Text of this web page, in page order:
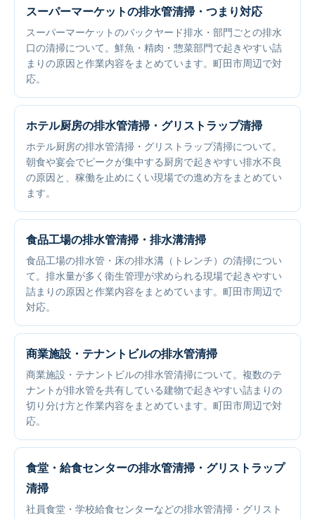
スーパーマーケットの排水管清掃・つまり対応
スーパーマーケットのバックヤード排水・部門ごとの排水
口の清掃について。鮮魚・精肉・惣菜部門で起きやすい詰
まりの原因と作業内容をまとめています。町田市周辺で対
応。
ホテル厨房の排水管清掃・グリストラップ清掃
ホテル厨房の排水管清掃・グリストラップ清掃について。
朝食や宴会でピークが集中する厨房で起きやすい排水不良
の原因と、稼働を止めにくい現場での進め方をまとめてい
ます。
食品工場の排水管清掃・排水溝清掃
食品工場の排水管・床の排水溝（トレンチ）の清掃につい
て。排水量が多く衛生管理が求められる現場で起きやすい
詰まりの原因と作業内容をまとめています。町田市周辺で
対応。
商業施設・テナントビルの排水管清掃
商業施設・テナントビルの排水管清掃について。複数のテ
ナントが排水管を共有している建物で起きやすい詰まりの
切り分け方と作業内容をまとめています。町田市周辺で対
応。
食堂・給食センターの排水管清掃・グリストラップ
清掃
社員食堂・学校給食センターなどの排水管清掃・グリスト